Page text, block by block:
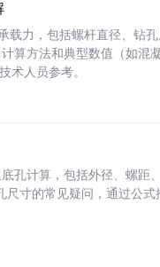
载力，包括螺杆直径、钻
算方法和典型数值（如混
术人员参考。
孔计算，包括外径、螺距
尺寸的常见疑问，通过公